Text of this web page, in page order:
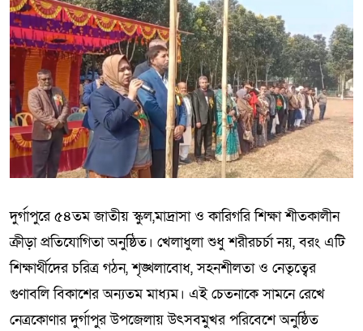
দুর্গাপুরে ৫৪তম জাতীয় স্কুল,মাদ্রাসা ও কারিগরি শিক্ষা শীতকালীন
ক্রীড়া প্রতিযোগিতা অনুষ্ঠিত। খেলাধুলা শুধু শরীরচর্চা নয়, বরং এটি
শিক্ষার্থীদের চরিত্র গঠন, শৃঙ্খলাবোধ, সহনশীলতা ও নেতৃত্বের
গুণাবলি বিকাশের অন্যতম মাধ্যম। এই চেতনাকে সামনে রেখে
নেত্রকোণার দুর্গাপুর উপজেলায় উৎসবমুখর পরিবেশে অনুষ্ঠিত